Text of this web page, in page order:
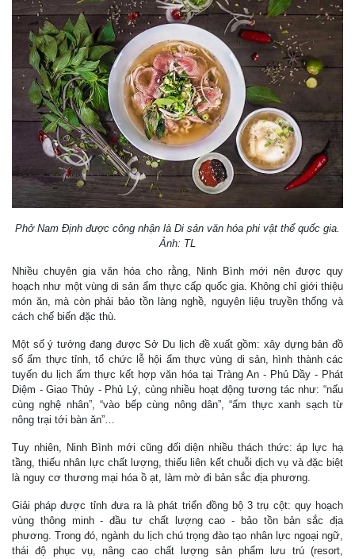
Phở Nam Định được công nhận là Di sản văn hóa phi vật thể quốc gia.
Ảnh: TL
Nhiều chuyên gia văn hóa cho rằng, Ninh Bình mới nên được quy
hoạch như một vùng di sản ẩm thực cấp quốc gia. Không chỉ giới thiệu
món ăn, mà còn phải bảo tồn làng nghề, nguyên liệu truyền thống và
cách chế biến đặc thù.
Một số ý tưởng đang được Sở Du lịch đề xuất gồm: xây dựng bản đồ
số ẩm thực tỉnh, tổ chức lễ hội ẩm thực vùng di sản, hình thành các
tuyến du lịch ẩm thực kết hợp văn hóa tại Tràng An - Phủ Dầy - Phát
Diệm - Giao Thủy - Phủ Lý, cùng nhiều hoạt động tương tác như: “nấu
cùng nghệ nhân”, “vào bếp cùng nông dân”, “ẩm thực xanh sạch từ
nông trại tới bàn ăn”…
Tuy nhiên, Ninh Bình mới cũng đối diện nhiều thách thức: áp lực hạ
tầng, thiếu nhân lực chất lượng, thiếu liên kết chuỗi dịch vụ và đặc biệt
là nguy cơ thương mại hóa ồ ạt, làm mờ đi bản sắc địa phương.
Giải pháp được tỉnh đưa ra là phát triển đồng bộ 3 trụ cột: quy hoạch
vùng thông minh - đầu tư chất lượng cao - bảo tồn bản sắc địa
phương. Trong đó, ngành du lịch chú trọng đào tạo nhân lực ngoại ngữ,
thái độ phục vụ, nâng cao chất lượng sản phẩm lưu trú (resort,